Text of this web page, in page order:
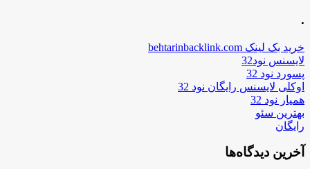
.
خرید بک لینک behtarinbacklink.com
لایسنس نود32
پسورد نود 32
اوکلی لایسنس رایگان نود 32
همیار نود 32
بهترین سئو
رایگان
آخرین دیدگاه‌ها